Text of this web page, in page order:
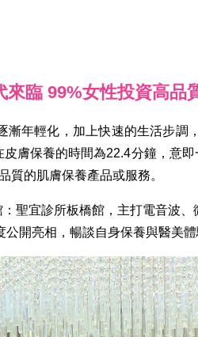
來臨 99%女性投資高品
年輕化，加上快速的生活步
膚保養的時間為22.4分鐘，意
質的肌膚保養產品或服務。
聖宜診所板橋館，主打電音波
開亮相，暢談自身保養與醫美